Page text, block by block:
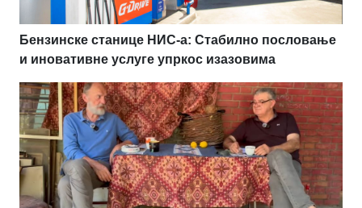
Бензинске станице НИС-а: Стабилно пословање
и иновативне услуге упркос изазовима